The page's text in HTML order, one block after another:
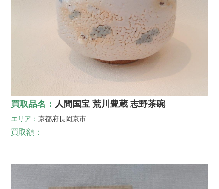
買取品名： 人間国宝 荒川豊蔵 志野茶碗
エリア：京都府長岡京市
買取額：